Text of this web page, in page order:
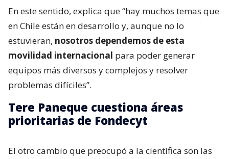
En este sentido, explica que “hay muchos temas que
en Chile están en desarrollo y, aunque no lo
estuvieran, nosotros dependemos de esta
movilidad internacional para poder generar
equipos más diversos y complejos y resolver
problemas difíciles”.
Tere Paneque cuestiona áreas
prioritarias de Fondecyt
El otro cambio que preocupó a la científica son las